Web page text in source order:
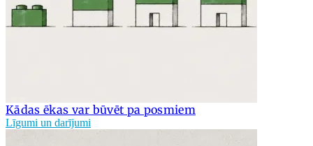
Kādas ēkas var būvēt pa posmiem
Līgumi un darījumi